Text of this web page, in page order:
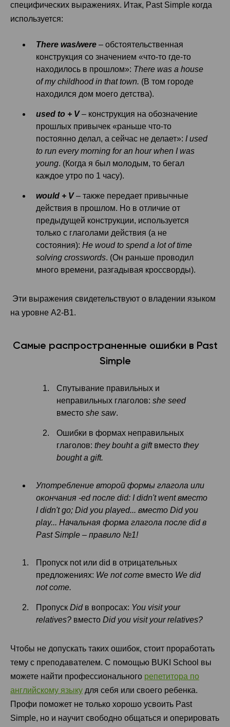
специфических выражениях. Итак, Past Simple когда
используется:
There was/were – обстоятельственная
конструкция со значением «что-то где-то
находилось в прошлом»: There was a house
of my childhood in that town. (В том городе
находился дом моего детства).
used to + V– конструкция на обозначение
прошлых привычек «раньше что-то
постоянно делал, а сейчас не делает»: I used
to run every morning for an hour when I was
young. (Когда я был молодым, то бегал
каждое утро по 1 часу).
would + V– также передает привычные
действия в прошлом. Но в отличие от
предыдущей конструкции, используется
только с глаголами действия (а не
состояния): He woud to spend a lot of time
solving crosswords. (Он раньше проводил
много времени, разгадывая кроссворды).
Эти выражения свидетельствуют о владении языком
на уровне А2-В1.
Самые распространенные ошибки в Past
Simple
Спутывание правильных и
неправильных глаголов: she seed
вместо she saw.
Ошибки в формах неправильных
глаголов: they bouht a giftвместо they
bought a gift.
Употребление второй формы глагола или
окончания -ed после did: I didn't went вместо
I didn't go; Did you played... вместо Did you
play... Начальная форма глагола после did в
Past Simple – правило №1!
Пропуск not или did в отрицательных
предложениях: We not come вместо We did
not come.
Пропуск Didв вопросах: You visit your
relatives? вместо Did you visit your relatives?
Чтобы не допускать таких ошибок, стоит проработать
тему с преподавателем. С помощью BUKI School вы
можете найти профессионального репетитора по
английскому языку для себя или своего ребенка.
Профи поможет не только хорошо усвоить Past
Simple, но и научит свободно общаться и оперировать